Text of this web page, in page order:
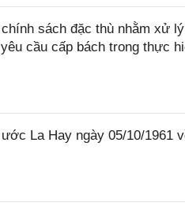
sách đặc thù nhằm xử
cầu cấp bách trong thực
La Hay ngày 05/10/1961